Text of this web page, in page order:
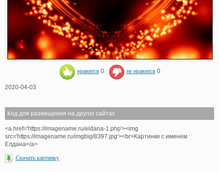
нравится 0 не нравится 0
2020-04-03
Код для размещения на других сайтах
<a href='https://imagename.ru/eldana-1.php'><img
src='https://imagename.ru/imgbig/8397.jpg'><br>Картинки с именем
Елдана</a>
Скачать картинку